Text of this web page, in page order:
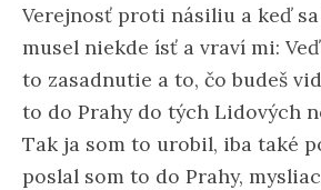
Verejnosť proti násiliu a keď
musel niekde ísť a vraví mi:
to zasadnutie a to, čo budeš
to do Prahy do tých Lidových
Tak ja som to urobil, iba také
poslal som to do Prahy,